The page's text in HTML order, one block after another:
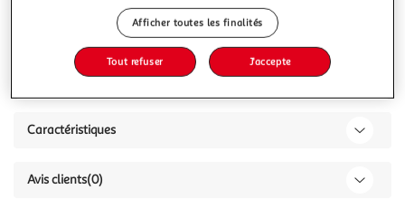
Description
Caractéristiques
Avis clients(0)
Afficher toutes les finalités
Tout refuser J'accepte